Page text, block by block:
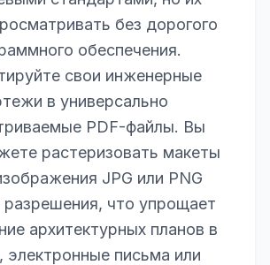
без дорогого
обеспечения.
свои инженерные
в универсально
PDF-файлы. Вы
растеризовать макеты
JPG или PNG
разрешения, что упрощает
архитектурных планов в
электронные письма или